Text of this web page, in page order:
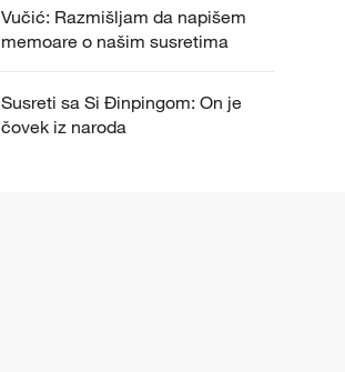
Vučić: Razmišljam da napišem
memoare o našim susretima
Susreti sa Si Đinpingom: On je
čovek iz naroda